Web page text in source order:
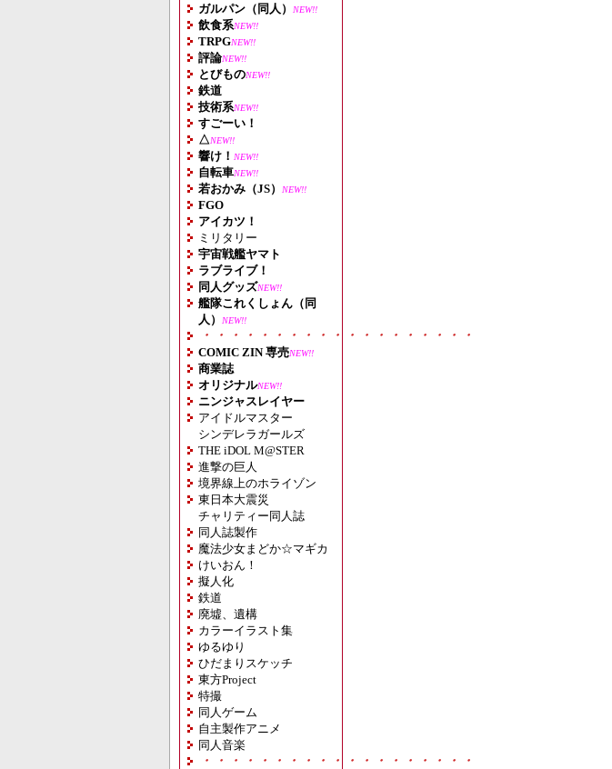
ガルパン（同人） NEW!!
飲食系NEW!!
TRPGNEW!!
評論NEW!!
とびものNEW!!
鉄道
技術系NEW!!
すごーい！
△NEW!!
響け！ NEW!!
自転車NEW!!
若おかみ（JS） NEW!!
FGO
アイカツ！
ミリタリー
宇宙戦艦ヤマト
ラブライブ！
同人グッズNEW!!
艦隊これくしょん（同
人）
NEW!!
・・・・・・・・・・・・・・・・・・・
COMIC ZIN 専売NEW!!
商業誌
オリジナルNEW!!
ニンジャスレイヤー
アイドルマスター
シンデレラガールズ
THE iDOL M@STER
進撃の巨人
境界線上のホライゾン
東日本大震災
チャリティー同人誌
同人誌製作
魔法少女まどか☆マギカ
けいおん！
擬人化
鉄道
廃墟、遺構
カラーイラスト集
ゆるゆり
ひだまりスケッチ
東方Project
特撮
同人ゲーム
自主製作アニメ
同人音楽
・・・・・・・・・・・・・・・・・・・